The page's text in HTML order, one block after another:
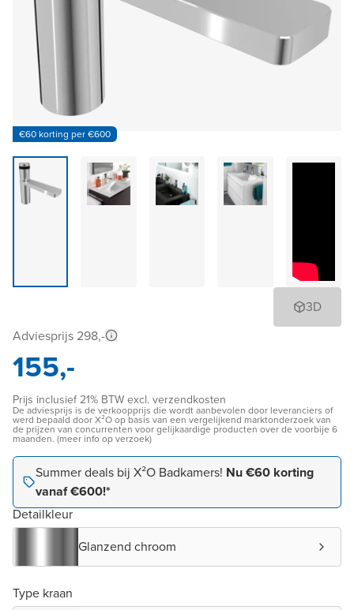
€60 korting per €600
3D
Adviesprijs 298,-
155,-
Prijs inclusief 21% BTW excl. verzendkosten
De adviesprijs is de verkoopprijs die wordt aanbevolen door leveranciers of
werd bepaald door X²O op basis van een vergelijkend marktonderzoek van
de prijzen van concurrenten voor gelijkaardige producten over de voorbije 6
maanden. (meer info op verzoek)
Summer deals bij X²O Badkamers! Nu €60 korting
vanaf €600!*
Detailkleur
Glanzend chroom
Type kraan